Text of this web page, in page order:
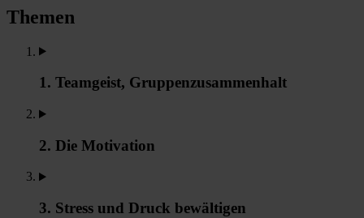
Themen
1. Teamgeist, Gruppenzusammenhalt
2. Die Motivation
3. Stress und Druck bewältigen